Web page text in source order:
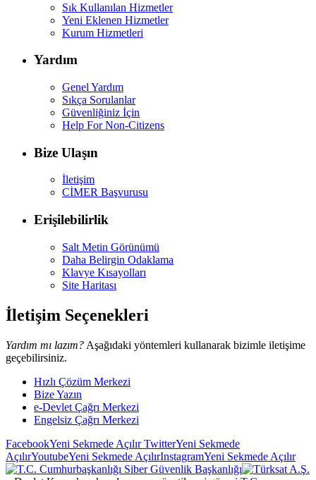
Sık Kullanılan Hizmetler
Yeni Eklenen Hizmetler
Kurum Hizmetleri
Yardım
Genel Yardım
Sıkça Sorulanlar
Güvenliğiniz İçin
Help For Non-Citizens
Bize Ulaşın
İletişim
CİMER Başvurusu
Erişilebilirlik
Salt Metin Görünümü
Daha Belirgin Odaklama
Klavye Kısayolları
Site Haritası
İletişim Seçenekleri
Yardım mı lazım? Aşağıdaki yöntemleri kullanarak bizimle iletişime
geçebilirsiniz.
Hızlı Çözüm Merkezi
Bize Yazın
e-Devlet Çağrı Merkezi
Engelsiz Çağrı Merkezi
FacebookYeni Sekmede AçılırTwitterYeni Sekmede
AçılırYoutubeYeni Sekmede AçılırInstagramYeni Sekmede Açılır